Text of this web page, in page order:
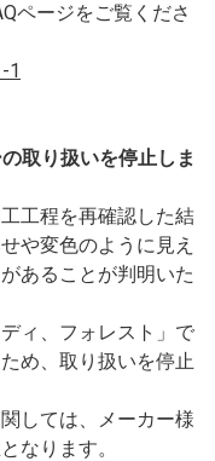
ページをご覧くださ
1
取り扱いを停止しま
工程を再確認した結
や変色のように見え
あることが判明いた
ィ、フォレスト」で
め、取り扱いを停止
しては、メーカー様
なります。